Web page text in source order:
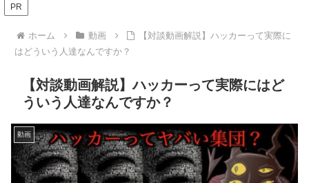
PR
ホーム 動画
【対談動画解説】ハッカーって実際に
はどういう人達なんですか？
【対談動画解説】ハッカーって実際にはど
ういう人達なんですか？
動画